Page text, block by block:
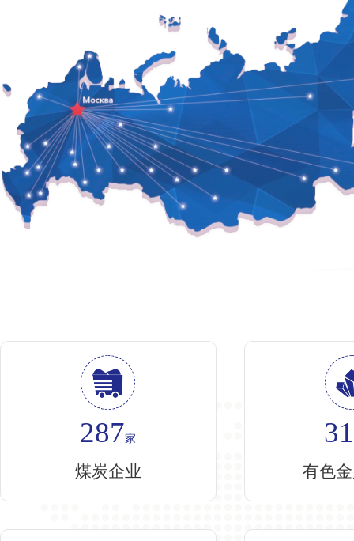
287家
煤炭企业 有色